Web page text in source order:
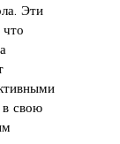
Эти
что
свою